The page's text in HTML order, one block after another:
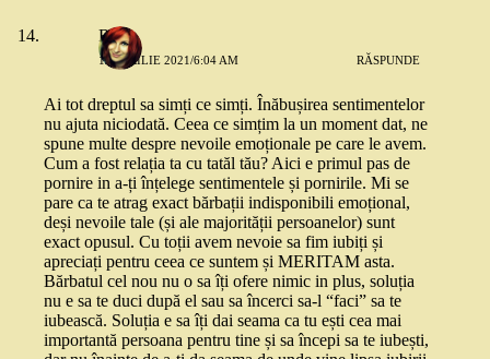
Ralu
13 APRILIE 2021/6:04 AM RĂSPUNDE
Ai tot dreptul sa simți ce simți. Înăbușirea sentimentelor
nu ajuta niciodată. Ceea ce simțim la un moment dat, ne
spune multe despre nevoile emoționale pe care le avem.
Cum a fost relația ta cu tatăl tău? Aici e primul pas de
pornire in a-ți înțelege sentimentele și pornirile. Mi se
pare ca te atrag exact bărbații indisponibili emoțional,
deși nevoile tale (și ale majorității persoanelor) sunt
exact opusul. Cu toții avem nevoie sa fim iubiți și
apreciați pentru ceea ce suntem și MERITAM asta.
Bărbatul cel nou nu o sa îți ofere nimic in plus, soluția
nu e sa te duci după el sau sa încerci sa-l “faci” sa te
iubească. Soluția e sa îți dai seama ca tu ești cea mai
importantă persoana pentru tine și sa începi sa te iubești,